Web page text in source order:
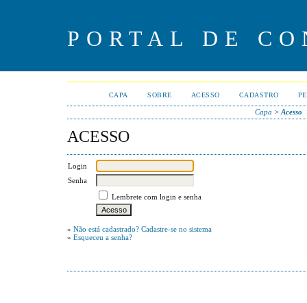
PORTAL DE
CAPA SOBRE ACESSO CADASTRO
Capa >Acesso
ACESSO
Login
Senha
Lembrete com login e senha
» Não está cadastrado? Cadastre-se no sistema
» Esqueceu a senha?